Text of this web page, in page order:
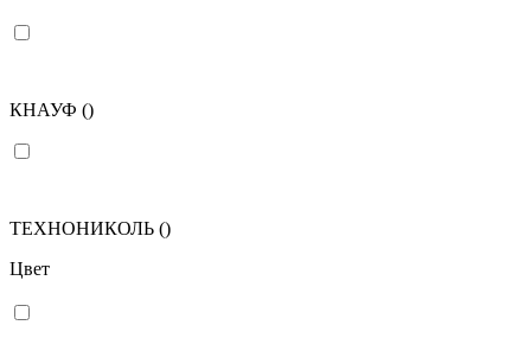
КНАУФ ()
ТЕХНОНИКОЛЬ ()
Цвет